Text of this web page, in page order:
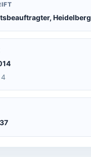
Heidelberg